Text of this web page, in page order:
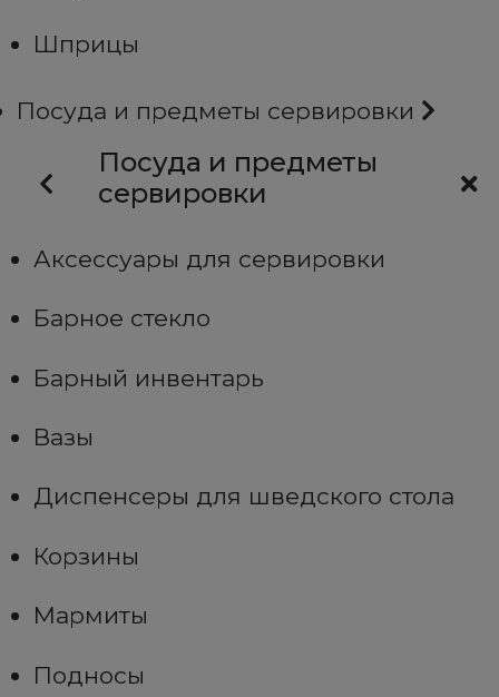
Шприцы
Посуда и предметы сервировки
Посуда и предметы
сервировки
Аксессуары для сервировки
Барное стекло
Барный инвентарь
Вазы
Диспенсеры для шведского стола
Корзины
Мармиты
Подносы